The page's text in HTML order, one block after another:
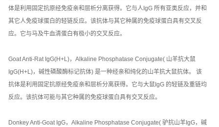
体是利用固定抗原经免疫亲和层析分离获得。它与人IgG 所有亚类反应，并和
其它人免疫球蛋白的轻链反应。该抗体与其它种属的免疫球蛋白具有交叉反
应。它与马及牛血清蛋白有极小的交叉反应。
Goat Anti-Rat IgG(H+L)，Alkaline Phosphatase Conjugate( 山羊抗大鼠
IgG(H+L)，碱性磷酸酶标记抗体) 是一种经亲和纯化的山羊抗大鼠抗体。 该
抗体是利用固定抗原经免疫亲和层析分离获得。它与大鼠IgG 的轻链及重链均
反应。该抗体可能与其它种属的免疫球蛋白具有交叉反应。
Donkey Anti-Goat IgG，Alkaline Phosphatase Conjugate( 驴抗山羊IgG，碱